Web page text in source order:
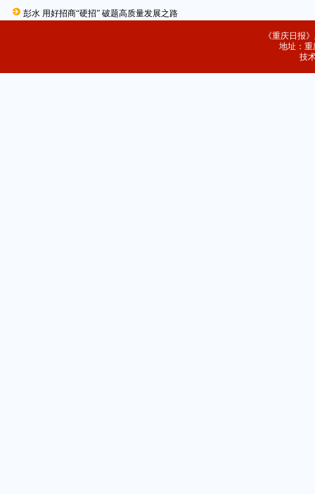
彭水 用好招商“硬招” 破题高质量发展之路
《重庆日报
地址：重
技